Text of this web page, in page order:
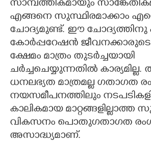
സാമ്പത്തികമായും
എങ്ങനെ സുസ്ഥിരമാക്കാം
ചോദ്യമുണ്ട്. ഈ ചോദ്യത്തിനു
കോർപ്പറേഷൻ
ക്ഷേമം മാത്രം തുടർച്ചയായി
ചർച്ചചെയ്യുന്നതിൽ
ധനലഭ്യത മാത്രമല്ല ഗതാഗത
നയസമീപനത്തിലും
കാലികമായ മാറ്റങ്ങളില്ലാത്ത
വികസനം പൊതുഗതാഗത
അസാദ്ധ്യമാണ്.